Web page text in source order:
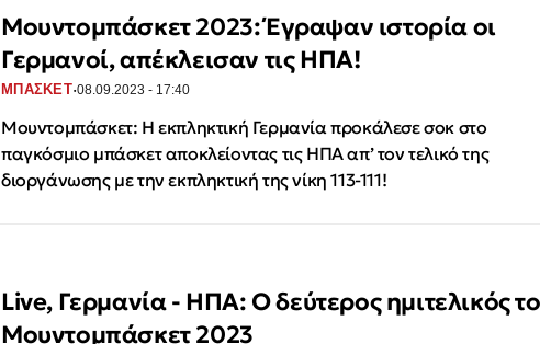
Μουντομπάσκετ 2023: Έγραψαν ιστορία οι
Γερμανοί, απέκλεισαν τις ΗΠΑ!
ΜΠΑΣΚΕΤ·08.09.2023 - 17:40
Μουντομπάσκετ: Η εκπληκτική Γερμανία προκάλεσε σοκ στο
παγκόσμιο μπάσκετ αποκλείοντας τις ΗΠΑ απ’ τον τελικό της
διοργάνωσης με την εκπληκτική της νίκη 113-111!
Live, Γερμανία - ΗΠΑ: Ο δεύτερος ημιτελικός
Μουντομπάσκετ 2023